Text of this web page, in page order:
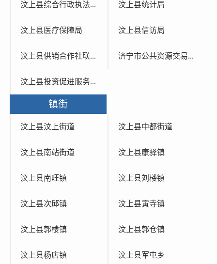
汶上县综合行政执法... 汶上县统计局
汶上县医疗保障局 汶上县信访局
汶上县供销合作社联... 济宁市公共资源交易...
汶上县投资促进服务...
镇街
汶上县汶上街道 汶上县中都街道
汶上县南站街道 汶上县康驿镇
汶上县南旺镇 汶上县刘楼镇
汶上县次邱镇 汶上县寅寺镇
汶上县郭楼镇 汶上县郭仓镇
汶上县杨店镇 汶上县军屯乡